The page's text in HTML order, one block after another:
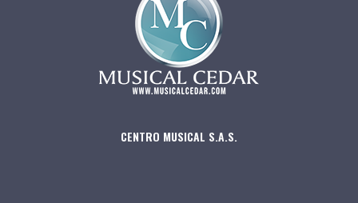
CENTRO MUSICAL S.A.S.